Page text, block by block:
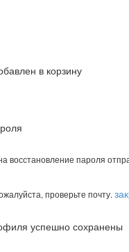
в корзину
восстановление пароля
проверьте почту.
успешно сохранены